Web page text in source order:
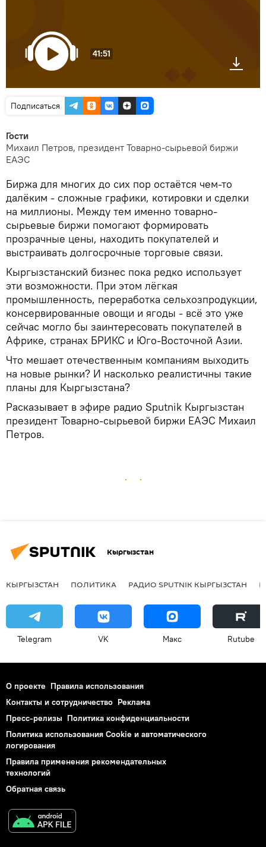
41:51
Подписаться
Гости
Михаил Петров, президент Товарно-сырьевой биржи
ЕАЭС
Биржа для многих до сих пор остаётся чем-то
далёким - сложные графики, котировки и сделки
на миллионы. Между тем именно товарно-
сырьевые биржи помогают формировать
прозрачные цены, находить покупателей и
выстраивать долгосрочные торговые связи.
Кыргызстанский бизнес пока редко использует
эти возможности. При этом лёгкая
промышленность, переработка сельхозпродукции,
консервированные овощи и ягоды - всё это уже
сейчас могло бы заинтересовать покупателей в
Африке, странах БРИКС и Юго-Восточной Азии.
Что мешает отечественным компаниям выходить
на новые рынки? И насколько реалистичны такие
планы для Кыргызстана?
Расказывает в эфире радио Sputnik Кыргызстан
президент Товарно-сырьевой биржи ЕАЭС Михаил
Петров.
Кыргызстан
КЫРГЫЗСТАН ПОЛИТИКА РАДИО SPUTNIK КЫРГЫЗСТАН
Telegram VK Макс Rutube
О проекте Правила использования
Контакты и сотрудничество Реклама
Пресс-релизы Политика конфиденциальности
Политика использования Cookie и автоматического
логирования
Правила применения рекомендательных
технологий
Обратная связь